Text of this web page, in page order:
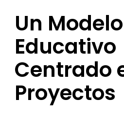
Un Modelo
Educativo
Centrado
Proyectos